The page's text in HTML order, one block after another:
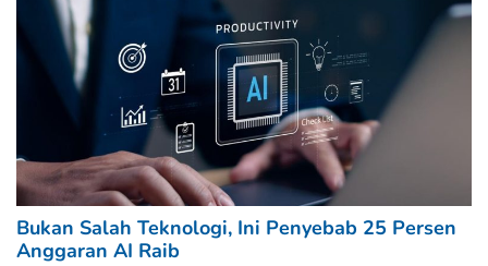
Bukan Salah Teknologi, Ini Penyebab 25 Persen
Anggaran AI Raib